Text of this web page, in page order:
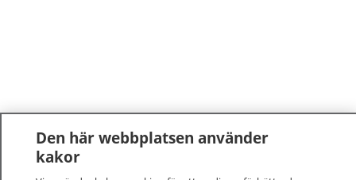
Den här webbplatsen använder
kakor